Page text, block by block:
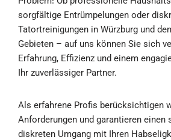
sorgfältige Entrümpelungen oder
Tatortreinigungen in Würzburg und
Gebieten – auf uns können Sie sich
Erfahrung, Effizienz und einem
Ihr zuverlässiger Partner.
Als erfahrene Profis berücksichtigen
Anforderungen und garantieren einen
diskreten Umgang mit Ihren